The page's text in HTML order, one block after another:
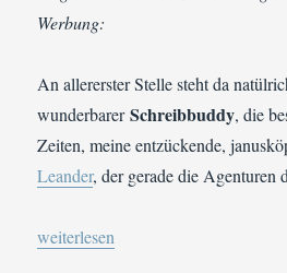
Werbung:
An allererster Stelle steht da
wunderbarerSchreibbuddy, die
Zeiten, meine entzückende,
Leander, der gerade die Agenturen
„#Autorenwahnsinn
weiterlesen